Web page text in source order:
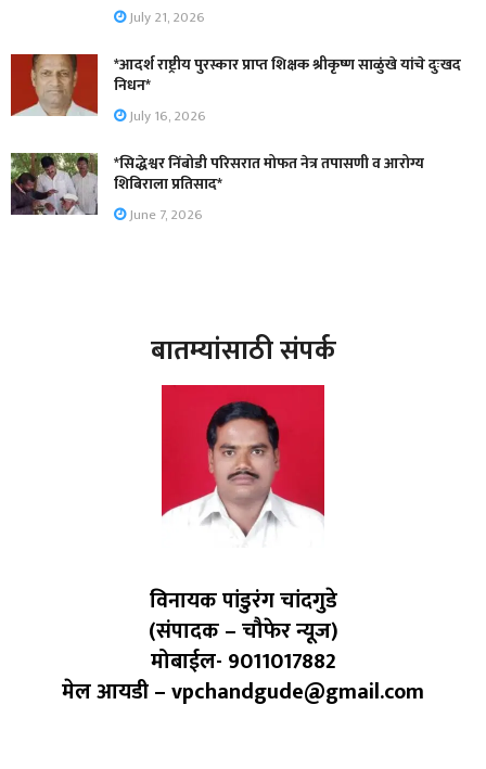
July 21, 2026
*आदर्श राष्ट्रीय पुरस्कार प्राप्त शिक्षक श्रीकृष्ण साळुंखे यांचे दुःखद
निधन*
July 16, 2026
*सिद्धेश्वर निंबोडी परिसरात मोफत नेत्र तपासणी व आरोग्य
शिबिराला प्रतिसाद*
June 7, 2026
बातम्यांसाठी संपर्क
विनायक पांडुरंग चांदगुडे
(संपादक – चौफेर न्यूज)
मोबाईल- 9011017882
मेल आयडी – vpchandgude@gmail.com